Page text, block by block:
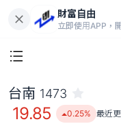
財富自由
立即使用APP，
台南 1473
19.85 0.25% 最近